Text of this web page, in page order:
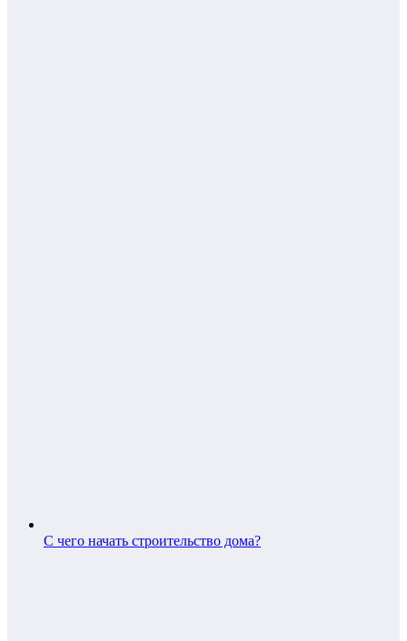
С чего начать строительство дома?